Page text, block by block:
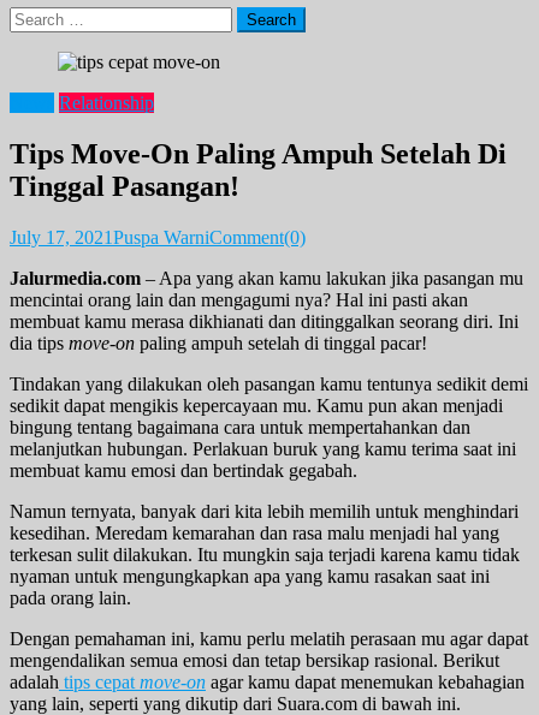
Search
for:
Relationship
Tips Move-On Paling Ampuh Setelah Di
Tinggal Pasangan!
July 17, 2021Puspa WarniComment(0)
Jalurmedia.com – Apa yang akan kamu lakukan jika pasangan mu
mencintai orang lain dan mengagumi nya? Hal ini pasti akan
membuat kamu merasa dikhianati dan ditinggalkan seorang diri. Ini
dia tips move-on paling ampuh setelah di tinggal pacar!
Tindakan yang dilakukan oleh pasangan kamu tentunya sedikit demi
sedikit dapat mengikis kepercayaan mu. Kamu pun akan menjadi
bingung tentang bagaimana cara untuk mempertahankan dan
melanjutkan hubungan. Perlakuan buruk yang kamu terima saat ini
membuat kamu emosi dan bertindak gegabah.
Namun ternyata, banyak dari kita lebih memilih untuk menghindari
kesedihan. Meredam kemarahan dan rasa malu menjadi hal yang
terkesan sulit dilakukan. Itu mungkin saja terjadi karena kamu tidak
nyaman untuk mengungkapkan apa yang kamu rasakan saat ini
pada orang lain.
Dengan pemahaman ini, kamu perlu melatih perasaan mu agar dapat
mengendalikan semua emosi dan tetap bersikap rasional. Berikut
adalah tips cepat move-on agar kamu dapat menemukan kebahagian
yang lain, seperti yang dikutip dari Suara.com di bawah ini.